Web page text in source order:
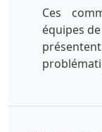
Ces
équipes